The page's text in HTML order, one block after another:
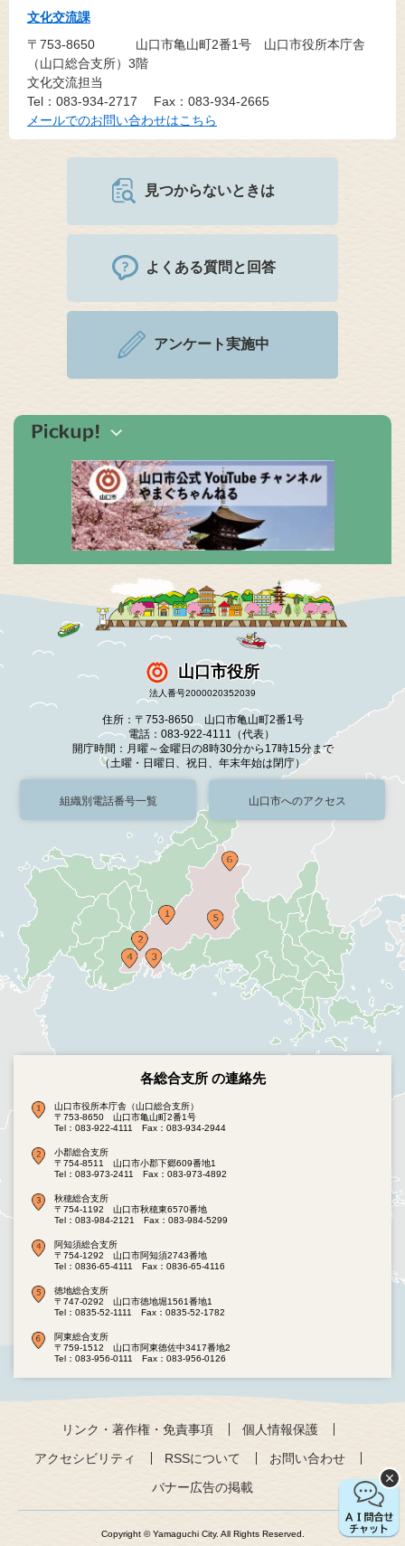
文化交流課
〒753-8650
山口市亀山町2番1号 山口市役所本庁舎
（山口総合支所）3階
文化交流担当
Tel：083-934-2717
Fax：083-934-2665
メールでのお問い合わせはこちら
見つからないときは
よくある質問と回答
アンケート実施中
山口市役所
法人番号2000020352039
住所：〒753-8650 山口市亀山町2番1号
電話：083-922-4111（代表）
開庁時間：月曜～金曜日の8時30分から17時15分まで
（土曜・日曜日、祝日、年末年始は閉庁）
組織別電話番号一覧 山口市へのアクセス
各総合支所 の連絡先
山口市役所本庁舎（山口総合支所）
〒753-8650 山口市亀山町2番1号
Tel：083-922-4111
Fax：083-934-2944
小郡総合支所
〒754-8511 山口市小郡下郷609番地1
Tel：083-973-2411
Fax：083-973-4892
秋穂総合支所
〒754-1192 山口市秋穂東6570番地
Tel：083-984-2121
Fax：083-984-5299
阿知須総合支所
〒754-1292 山口市阿知須2743番地
Tel：0836-65-4111
Fax：0836-65-4116
徳地総合支所
〒747-0292 山口市徳地堀1561番地1
Tel：0835-52-1111
Fax：0835-52-1782
阿東総合支所
〒759-1512 山口市阿東徳佐中3417番地2
Tel：083-956-0111
Fax：083-956-0126
リンク・著作権・免責事項
個人情報保護
アクセシビリティ
RSSについて
お問い合わせ
バナー広告の掲載
Copyright © Yamaguchi City. All Rights Reserved.